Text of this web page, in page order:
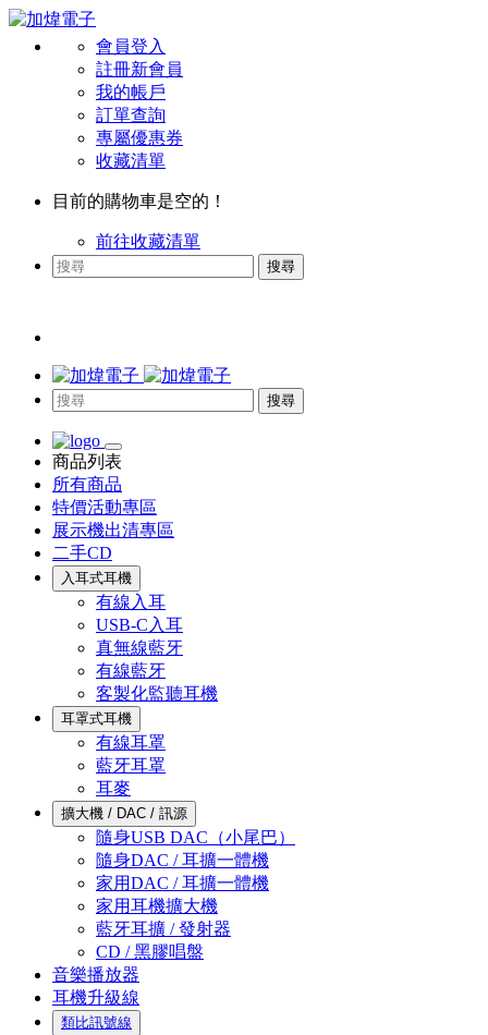
會員登入
註冊新會員
我的帳戶
訂單查詢
專屬優惠券
收藏清單
目前的購物車是空的！
前往收藏清單
搜尋
搜尋
商品列表
所有商品
特價活動專區
展示機出清專區
二手CD
入耳式耳機
有線入耳
USB-C入耳
真無線藍牙
有線藍牙
客製化監聽耳機
耳罩式耳機
有線耳罩
藍牙耳罩
耳麥
擴大機 / DAC / 訊源
隨身USB DAC（小尾巴）
隨身DAC / 耳擴一體機
家用DAC / 耳擴一體機
家用耳機擴大機
藍牙耳擴 / 發射器
CD / 黑膠唱盤
音樂播放器
耳機升級線
類比訊號線